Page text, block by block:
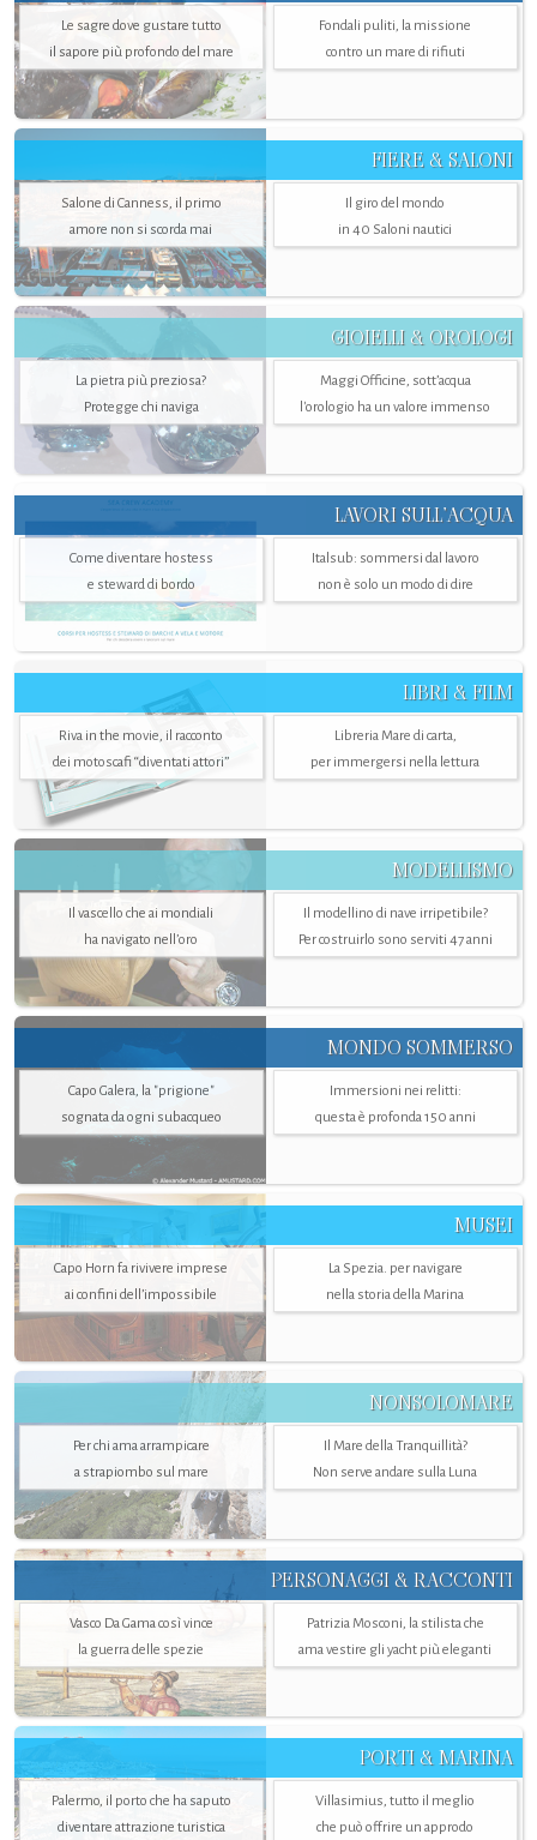
Le sagre dove gustare tutto
il sapore più profondo del mare
Fondali puliti, la missione
contro un mare di rifiuti
FIERE & SALONI
Salone di Canness, il primo
amore non si scorda mai
Il giro del mondo
in 40 Saloni nautici
GIOIELLI & OROLOGI
La pietra più preziosa?
Protegge chi naviga
Maggi Officine, sott’acqua
l'orologio ha un valore immenso
LAVORI SULL’ACQUA
Come diventare hostess
e steward di bordo
Italsub: sommersi dal lavoro
non è solo un modo di dire
LIBRI & FILM
Riva in the movie, il racconto
dei motoscafi “diventati attori”
Libreria Mare di carta,
per immergersi nella lettura
MODELLISMO
Il vascello che ai mondiali
ha navigato nell’oro
Il modellino di nave irripetibile?
Per costruirlo sono serviti 47 anni
MONDO SOMMERSO
Capo Galera, la "prigione"
sognata da ogni subacqueo
Immersioni nei relitti:
questa è profonda 150 anni
MUSEI
Capo Horn fa rivivere imprese
ai confini dell’impossibile
La Spezia. per navigare
nella storia della Marina
NONSOLOMARE
Per chi ama arrampicare
a strapiombo sul mare
Il Mare della Tranquillità?
Non serve andare sulla Luna
PERSONAGGI & RACCONTI
Vasco Da Gama così vince
la guerra delle spezie
Patrizia Mosconi, la stilista che
ama vestire gli yacht più eleganti
PORTI & MARINA
Palermo, il porto che ha saputo
diventare attrazione turistica
Villasimius, tutto il meglio
che può offrire un approdo